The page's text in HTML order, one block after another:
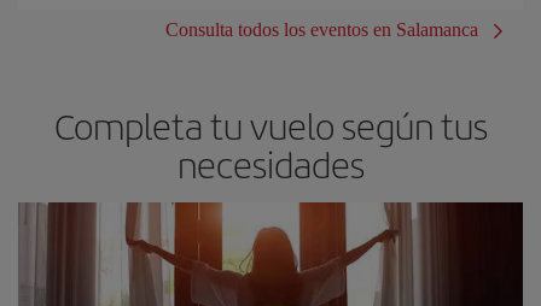
Consulta todos los eventos en Salamanca
Completa tu vuelo según tus
necesidades